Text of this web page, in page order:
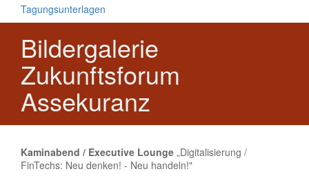
Tagungsunterlagen
Bildergalerie
Zukunftsforum
Assekuranz
Kaminabend / Executive Lounge „Digitalisierung /
FinTechs: Neu denken! - Neu handeln!"